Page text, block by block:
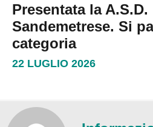
Presentata la
Sandemetrese. Si
categoria
22 LUGLIO 2026